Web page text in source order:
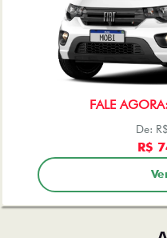
FALE
De:
R$